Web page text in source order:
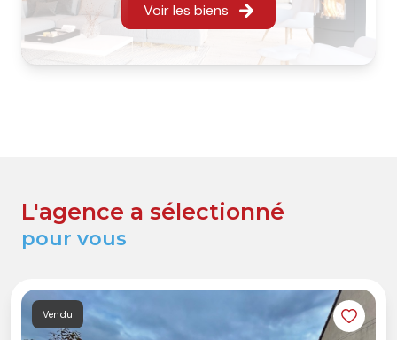
Voir les biens
L'agence a sélectionné
pour vous
Vendu